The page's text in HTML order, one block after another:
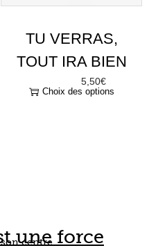
TU VERRAS,
TOUT IRA BIEN
5,50€
Choix des options
une force
centre.